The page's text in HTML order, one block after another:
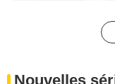
Nouvelles